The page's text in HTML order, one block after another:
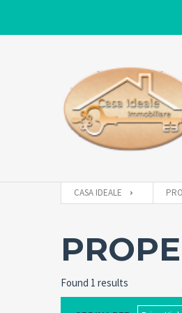
CASA IDEALE
Found 1 results